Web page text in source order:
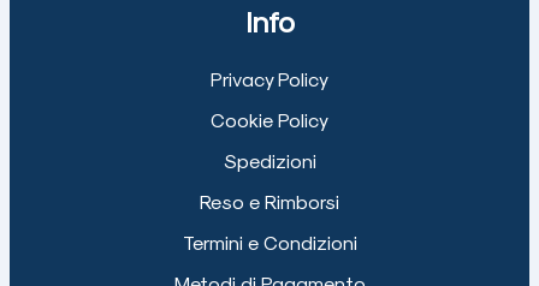
Info
Privacy Policy
Cookie Policy
Spedizioni
Reso e Rimborsi
Termini e Condizioni